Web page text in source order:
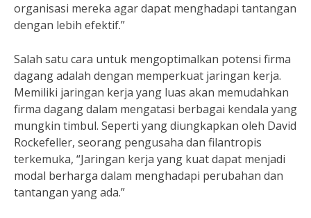
organisasi mereka agar dapat menghadapi tantangan
dengan lebih efektif.”
Salah satu cara untuk mengoptimalkan potensi firma
dagang adalah dengan memperkuat jaringan kerja.
Memiliki jaringan kerja yang luas akan memudahkan
firma dagang dalam mengatasi berbagai kendala yang
mungkin timbul. Seperti yang diungkapkan oleh David
Rockefeller, seorang pengusaha dan filantropis
terkemuka, “Jaringan kerja yang kuat dapat menjadi
modal berharga dalam menghadapi perubahan dan
tantangan yang ada.”